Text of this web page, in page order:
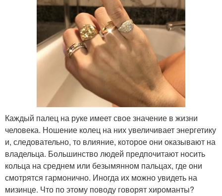
Каждый палец на руке имеет свое значение в жизни
человека. Ношение колец на них увеличивает энергетику
и, следовательно, то влияние, которое они оказывают на
владельца. Большинство людей предпочитают носить
кольца на среднем или безымянном пальцах, где они
смотрятся гармонично. Иногда их можно увидеть на
мизинце. Что по этому поводу говорят хироманты?